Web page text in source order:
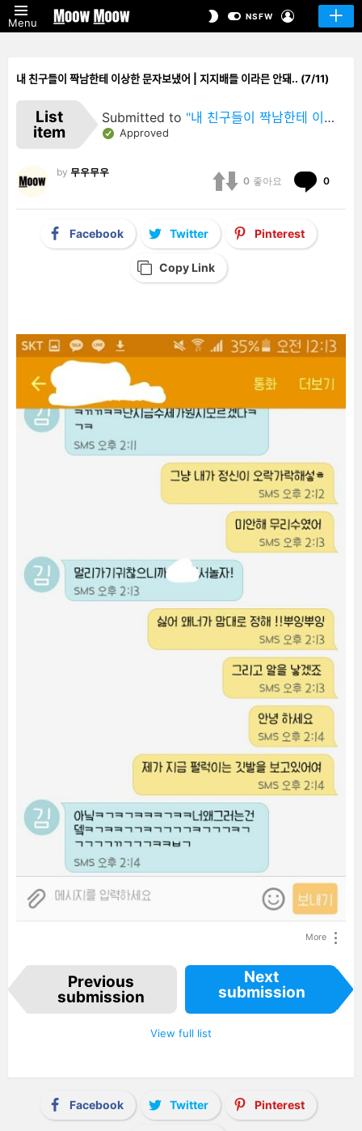
Menu
SWITCHNSFW
내 친구들이 짝남한테 이상한 문자보냈어 | 지지배들 이라믄 안돼.. (7/11)
List
item
Submitted to "내 친구들이 짝남한테 이상한 문자보냈어 | 지지배들 이라믄 안돼.."
Approved
by 무우무우
0 좋아요 0
Facebook Twitter Pinterest
Copy Link
More
t
m
Previous
submission
Next
submission
View full list
Facebook Twitter Pinterest